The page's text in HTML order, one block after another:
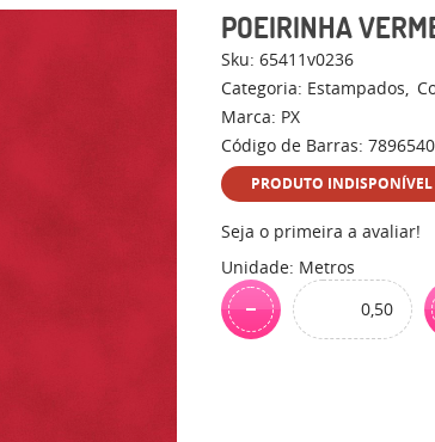
POEIRINHA
Sku: 65411v0236
Categoria: Estampados
Marca: PX
Código de Barras:
PRODUTO INDISPONÍVEL
Seja o primeira a avaliar!
Unidade: Metros